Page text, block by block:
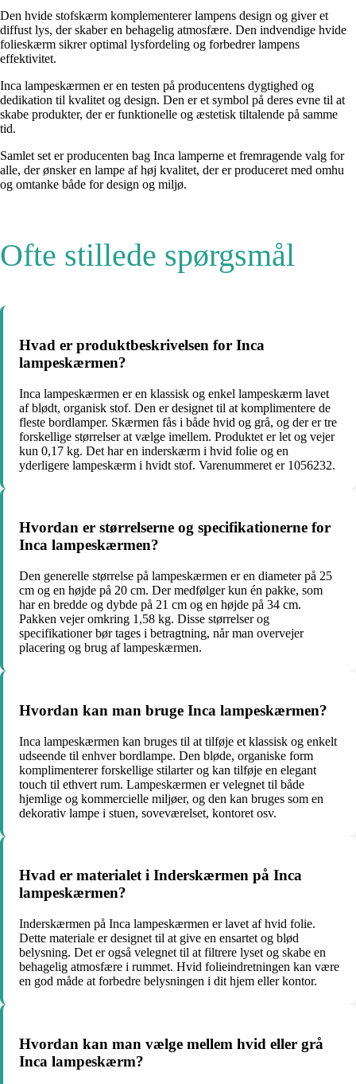
Den hvide stofskærm komplementerer lampens design og giver et
diffust lys, der skaber en behagelig atmosfære. Den indvendige hvide
folieskærm sikrer optimal lysfordeling og forbedrer lampens
effektivitet.
Inca lampeskærmen er en testen på producentens dygtighed og
dedikation til kvalitet og design. Den er et symbol på deres evne til at
skabe produkter, der er funktionelle og æstetisk tiltalende på samme
tid.
Samlet set er producenten bag Inca lamperne et fremragende valg for
alle, der ønsker en lampe af høj kvalitet, der er produceret med omhu
og omtanke både for design og miljø.
Ofte stillede spørgsmål
Hvad er produktbeskrivelsen for Inca
lampeskærmen?
Inca lampeskærmen er en klassisk og enkel lampeskærm lavet
af blødt, organisk stof. Den er designet til at komplimentere de
fleste bordlamper. Skærmen fås i både hvid og grå, og der er tre
forskellige størrelser at vælge imellem. Produktet er let og vejer
kun 0,17 kg. Det har en inderskærm i hvid folie og en
yderligere lampeskærm i hvidt stof. Varenummeret er 1056232.
Hvordan er størrelserne og specifikationerne for
Inca lampeskærmen?
Den generelle størrelse på lampeskærmen er en diameter på 25
cm og en højde på 20 cm. Der medfølger kun én pakke, som
har en bredde og dybde på 21 cm og en højde på 34 cm.
Pakken vejer omkring 1,58 kg. Disse størrelser og
specifikationer bør tages i betragtning, når man overvejer
placering og brug af lampeskærmen.
Hvordan kan man bruge Inca lampeskærmen?
Inca lampeskærmen kan bruges til at tilføje et klassisk og enkelt
udseende til enhver bordlampe. Den bløde, organiske form
komplimenterer forskellige stilarter og kan tilføje en elegant
touch til ethvert rum. Lampeskærmen er velegnet til både
hjemlige og kommercielle miljøer, og den kan bruges som en
dekorativ lampe i stuen, soveværelset, kontoret osv.
Hvad er materialet i Inderskærmen på Inca
lampeskærmen?
Inderskærmen på Inca lampeskærmen er lavet af hvid folie.
Dette materiale er designet til at give en ensartet og blød
belysning. Det er også velegnet til at filtrere lyset og skabe en
behagelig atmosfære i rummet. Hvid folieindretningen kan være
en god måde at forbedre belysningen i dit hjem eller kontor.
Hvordan kan man vælge mellem hvid eller grå
Inca lampeskærm?